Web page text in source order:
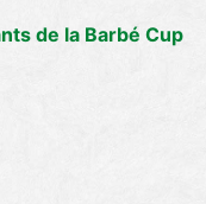
de la Barbé Cup